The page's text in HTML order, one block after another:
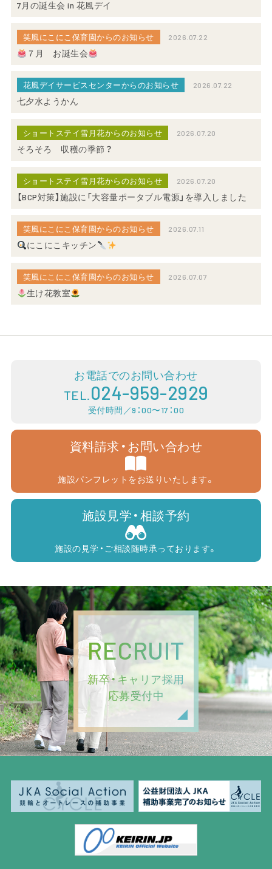
7月の誕生会 in 花風デイ
笑風にこにこ保育園からのお知らせ 2026.07.22
７月 お誕生会
花風デイサービスセンターからのお知らせ 2026.07.22
七夕水ようかん
ショートステイ雪月花からのお知らせ 2026.07.20
そろそろ 収穫の季節？
ショートステイ雪月花からのお知らせ 2026.07.20
【BCP対策】施設に「大容量ポータブル電源」を導入しました
笑風にこにこ保育園からのお知らせ 2026.07.11
にこにこキッチン
笑風にこにこ保育園からのお知らせ 2026.07.07
生け花教室
お電話でのお問い合わせ
TEL.024-959-2929
受付時間／9：00〜17：00
資料請求・お問い合わせ
施設パンフレットをお送りいたします。
施設見学・相談予約
施設の見学・ご相談随時承っております。
RECRUIT
新卒・キャリア採用
応募受付中